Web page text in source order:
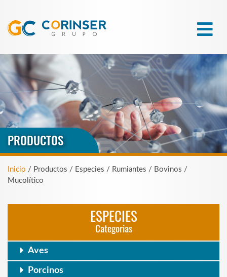
PRODUCTOS
Inicio / Productos / Especies / Rumiantes / Bovinos /
Mucolítico
ESPECIES
Categorias
Aves
Porcinos